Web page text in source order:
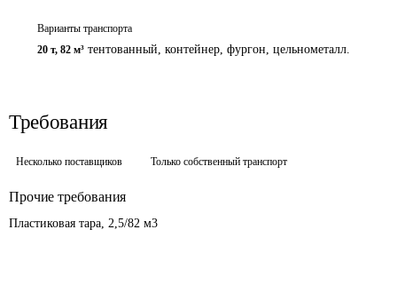
Варианты транспорта
20 т, 82 м³ тентованный, контейнер, фургон, цельнометалл.
Требования
Несколько поставщиков Только собственный транспорт
Прочие требования
Пластиковая тара, 2,5/82 м3